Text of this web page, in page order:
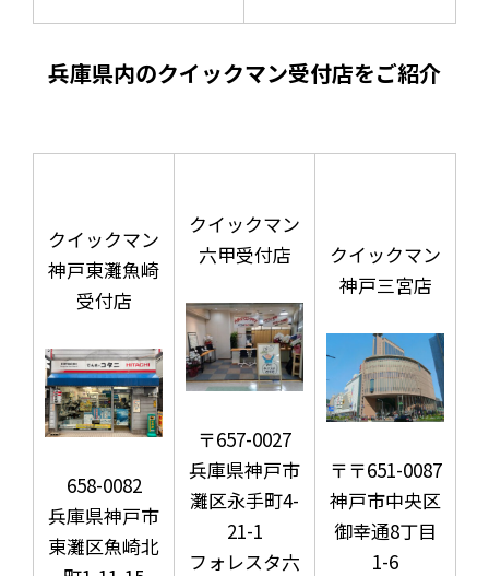
兵庫県内のクイックマン受付店をご紹介
クイックマン
神戸東灘魚崎
受付店
658-0082
兵庫県神戸市
東灘区魚崎北
クイックマン
六甲受付店
〒657-0027
兵庫県神戸市
灘区永手町4-
21-1
フォレスタ六
クイックマン
神戸三宮店
〒〒651-0087
神戸市中央区
御幸通8丁目
1-6